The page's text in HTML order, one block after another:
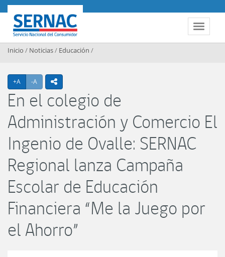
Contenido principal
Toggle
SERNAC
Inicio / Noticias/ Educación /
+A Agrandar texto
-A Achicar textoicono compartir
En el colegio de
Administración y Comercio El
Ingenio de Ovalle: SERNAC
Regional lanza Campaña
Escolar de Educación
Financiera “Me la Juego por
el Ahorro”